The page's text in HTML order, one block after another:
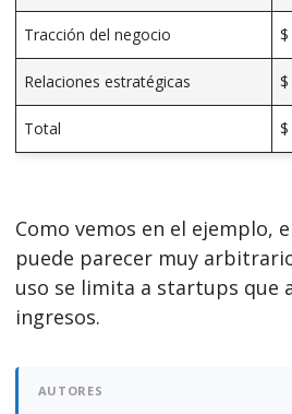
Tracción del negocio $
Relaciones estratégicas $
Total $
Como vemos en el ejemplo,
puede parecer muy
uso se limita a startups que
ingresos.
AUTORES